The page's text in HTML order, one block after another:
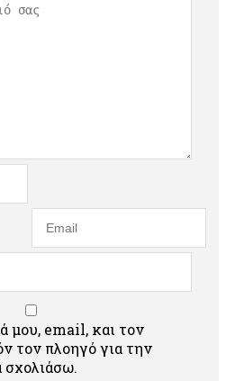
μου, email, και τον
τον πλοηγό για την
σχολιάσω.